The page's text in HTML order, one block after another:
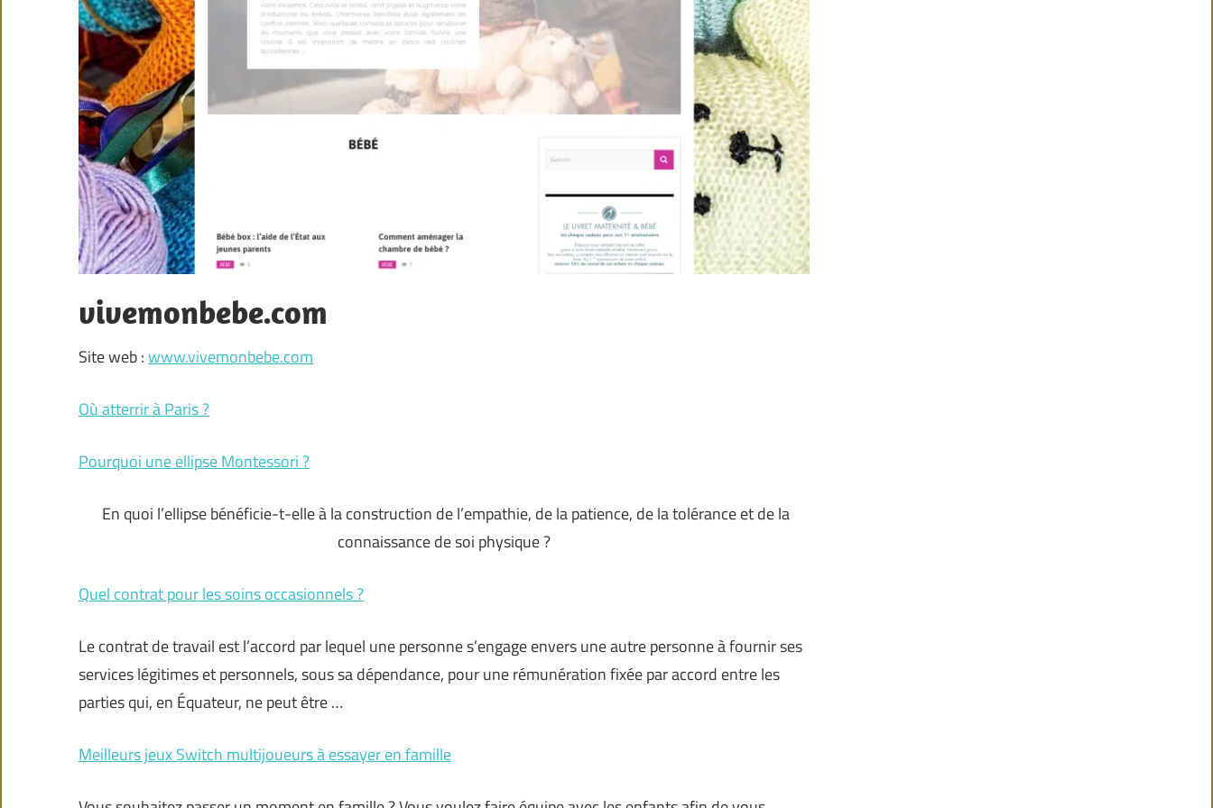
vivemonbebe.com
Site web :www.vivemonbebe.com
Où atterrir à Paris ?
Pourquoi une ellipse Montessori ?
En quoi l’ellipse bénéficie-t-elle à la construction de l’empathie, de la patience, de la tolérance et de la
connaissance de soi physique ?
Quel contrat pour les soins occasionnels ?
Le contrat de travail est l’accord par lequel une personne s’engage envers une autre personne à fournir ses
services légitimes et personnels, sous sa dépendance, pour une rémunération fixée par accord entre les
parties qui, en Équateur, ne peut être …
Meilleurs jeux Switch multijoueurs à essayer en famille